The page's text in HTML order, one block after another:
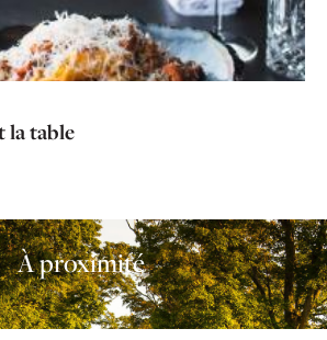
la table
À proximité